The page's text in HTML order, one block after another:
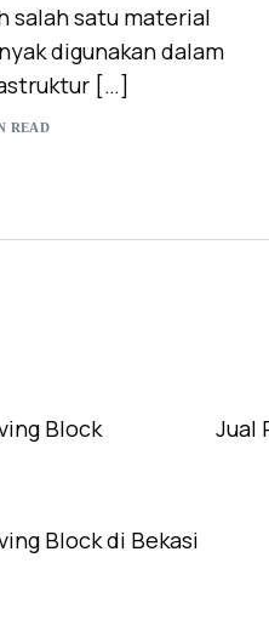
salah satu material
digunakan dalam
[…]
READ
Block Jual
Block di Bekasi